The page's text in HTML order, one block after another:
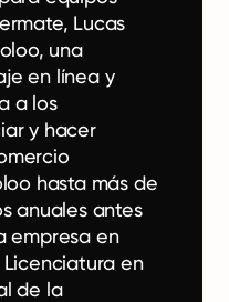
Lucas
una
en línea y
a los
y hacer
hasta más de
anuales antes
empresa en
Licenciatura en
de la